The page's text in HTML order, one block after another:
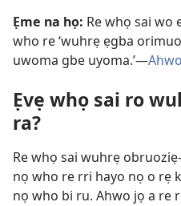
Ẹme na họ: Re whọ sai wo
who re ‘wuhrẹ ẹgba
uwoma gbe uyoma.’—
Ẹvẹ whọ sai ro
ra?
Re whọ sai wuhrẹ
nọ who re rri hayo nọ o rẹ
nọ who bi ru. Ahwo jọ a re